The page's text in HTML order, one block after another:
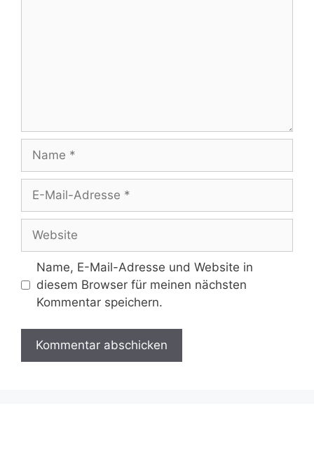
Mail-
Adresse
Name, E-Mail-Adresse und Website in
diesem Browser für meinen nächsten
Kommentar speichern.